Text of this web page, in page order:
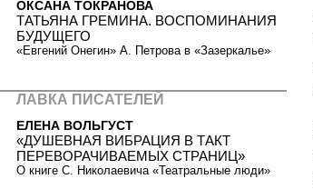
ОКСАНА ТОКРАНОВА
ТАТЬЯНА ГРЕМИНА. ВОСПОМИНАНИЯ
БУДУЩЕГО
«Евгений Онегин» А. Петрова в «Зазеркалье»
ЛАВКА ПИСАТЕЛЕЙ
ЕЛЕНА ВОЛЬГУСТ
«ДУШЕВНАЯ ВИБРАЦИЯ В ТАКТ
ПЕРЕВОРАЧИВАЕМЫХ СТРАНИЦ»
О книге С. Николаевича «Театральные люди»